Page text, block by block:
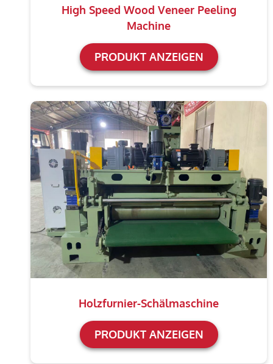
High Speed Wood Veneer Peeling
Machine
PRODUKT ANZEIGEN
Holzfurnier-Schälmaschine
PRODUKT ANZEIGEN